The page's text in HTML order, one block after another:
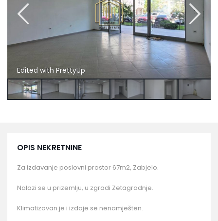
Edited with PrettyUp
OPIS NEKRETNINE
Za izdavanje poslovni prostor 67m2, Zabjelo.
Nalazi se u prizemlju, u zgradi Zetagradnje.
Klimatizovan je i izdaje se nenamješten.